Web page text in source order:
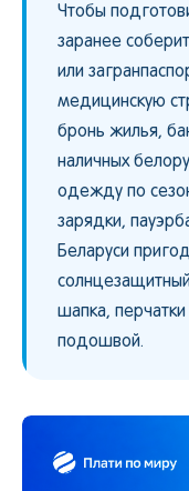
Чтобы
заранее
или
медицинскую
бронь жилья,
наличных
одежду по
зарядки,
Беларуси
шапка, перчатки
подошвой.